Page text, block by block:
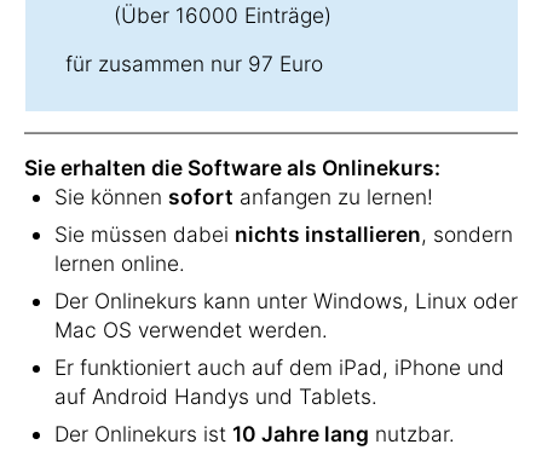
(Über 16000 Einträge)
für zusammen nur 97 Euro
Sie erhalten die Software als Onlinekurs:
Sie können sofort anfangen zu lernen!
Sie müssen dabei nichts installieren, sondern
lernen online.
Der Onlinekurs kann unter Windows, Linux oder
Mac OS verwendet werden.
Er funktioniert auch auf dem iPad, iPhone und
auf Android Handys und Tablets.
Der Onlinekurs ist 10 Jahre lang nutzbar.